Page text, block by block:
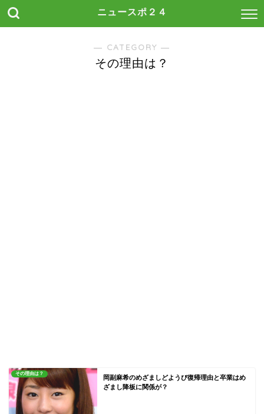
ニュースポ２４
― CATEGORY ―
その理由は？
その理由は？
岡副麻希のめざましどようび復帰理由と卒業はめ
ざまし降板に関係が？